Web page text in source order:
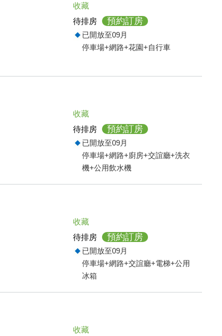
收藏
待排房
預約訂房
已開放至09月
停車場+網路+花園+自行車
收藏
待排房
預約訂房
已開放至09月
停車場+網路+廚房+交誼廳+洗衣
機+公用飲水機
收藏
待排房
預約訂房
已開放至09月
停車場+網路+交誼廳+電梯+公用
冰箱
收藏